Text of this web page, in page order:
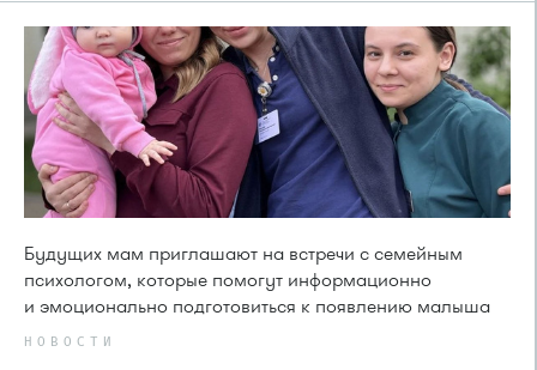
Будущих мам приглашают на встречи с семейным
психологом, которые помогут информационно
и эмоционально подготовиться к появлению малыша
НОВОСТИ